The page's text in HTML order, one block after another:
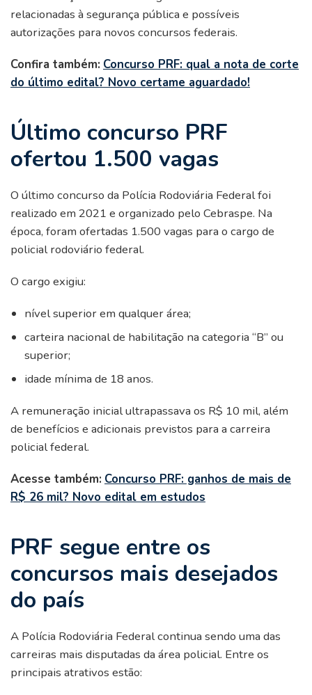
relacionadas à segurança pública e possíveis
autorizações para novos concursos federais.
Confira também: Concurso PRF: qual a nota de corte
do último edital? Novo certame aguardado!
Último concurso PRF
ofertou 1.500 vagas
O último concurso da Polícia Rodoviária Federal foi
realizado em 2021 e organizado pelo Cebraspe. Na
época, foram ofertadas 1.500 vagas para o cargo de
policial rodoviário federal.
O cargo exigiu:
nível superior em qualquer área;
carteira nacional de habilitação na categoria “B” ou
superior;
idade mínima de 18 anos.
A remuneração inicial ultrapassava os R$ 10 mil, além
de benefícios e adicionais previstos para a carreira
policial federal.
Acesse também: Concurso PRF: ganhos de mais de
R$ 26 mil? Novo edital em estudos
PRF segue entre os
concursos mais desejados
do país
A Polícia Rodoviária Federal continua sendo uma das
carreiras mais disputadas da área policial. Entre os
principais atrativos estão: